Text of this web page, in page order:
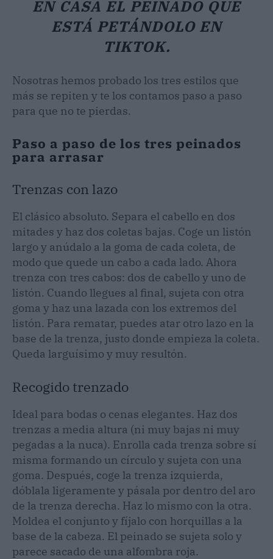
EN CASA EL PEINADO QUE
ESTÁ PETÁNDOLO EN
TIKTOK.
Nosotras hemos probado los tres estilos que
más se repiten y te los contamos paso a paso
para que no te pierdas.
Paso a paso de los tres peinados
para arrasar
Trenzas con lazo
El clásico absoluto. Separa el cabello en dos
mitades y haz dos coletas bajas. Coge un listón
largo y anúdalo a la goma de cada coleta, de
modo que quede un cabo a cada lado. Ahora
trenza con tres cabos: dos de cabello y uno de
listón. Cuando llegues al final, sujeta con otra
goma y haz una lazada con los extremos del
listón. Para rematar, puedes atar otro lazo en la
base de la trenza, justo donde empieza la coleta.
Queda larguísimo y muy resultón.
Recogido trenzado
Ideal para bodas o cenas elegantes. Haz dos
trenzas a media altura (ni muy bajas ni muy
pegadas a la nuca). Enrolla cada trenza sobre sí
misma formando un círculo y sujeta con una
goma. Después, coge la trenza izquierda,
dóblala ligeramente y pásala por dentro del aro
de la trenza derecha. Haz lo mismo con la otra.
Moldea el conjunto y fíjalo con horquillas a la
base de la cabeza. El peinado se sujeta solo y
parece sacado de una alfombra roja.